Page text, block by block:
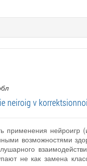
neiroig v
применения
возможностями
не как замена